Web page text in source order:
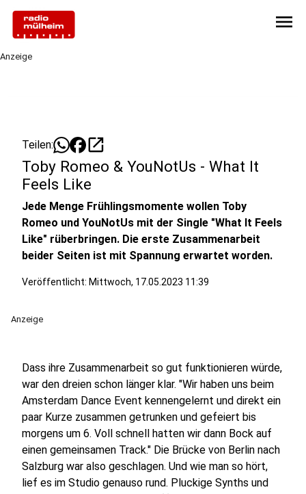
menu
Anzeige
Teilen: open_in_new
Toby Romeo & YouNotUs - What It
Feels Like
Jede Menge Frühlingsmomente wollen Toby
Romeo und YouNotUs mit der Single "What It Feels
Like" rüberbringen. Die erste Zusammenarbeit
beider Seiten ist mit Spannung erwartet worden.
Veröffentlicht: Mittwoch, 17.05.2023 11:39
Anzeige
Dass ihre Zusammenarbeit so gut funktionieren würde,
war den dreien schon länger klar. "Wir haben uns beim
Amsterdam Dance Event kennengelernt und direkt ein
paar Kurze zusammen getrunken und gefeiert bis
morgens um 6. Voll schnell hatten wir dann Bock auf
einen gemeinsamen Track." Die Brücke von Berlin nach
Salzburg war also geschlagen. Und wie man so hört,
lief es im Studio genauso rund. Pluckige Synths und